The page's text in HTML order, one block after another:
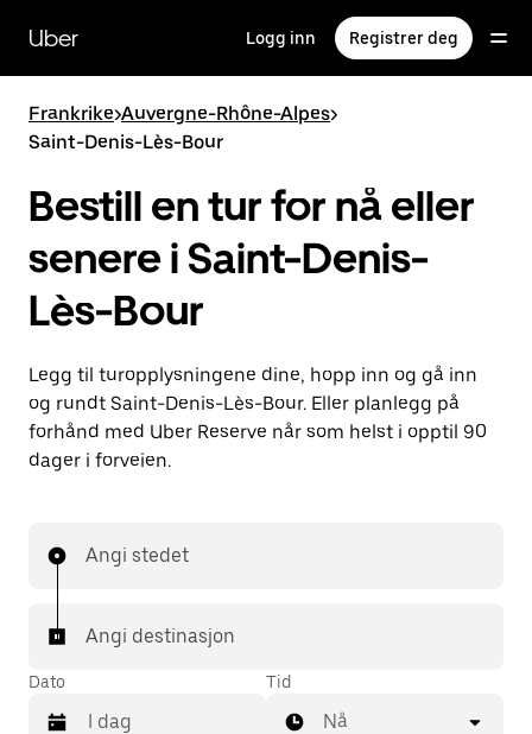
hovedinnholdet
Uber Logg inn Registrer deg
Frankrike>Auvergne-Rhône-Alpes>
Saint-Denis-Lès-Bour
Bestill en tur for nå eller
senere i Saint-Denis-
Lès-Bour
Legg til turopplysningene dine, hopp inn og gå inn
og rundt Saint-Denis-Lès-Bour. Eller planlegg på
forhånd med Uber Reserve når som helst i opptil 90
dager i forveien.
Angi stedet
Angi destinasjon
Dato Tid
Nå